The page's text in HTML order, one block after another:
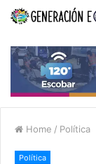
Home / Política
Política